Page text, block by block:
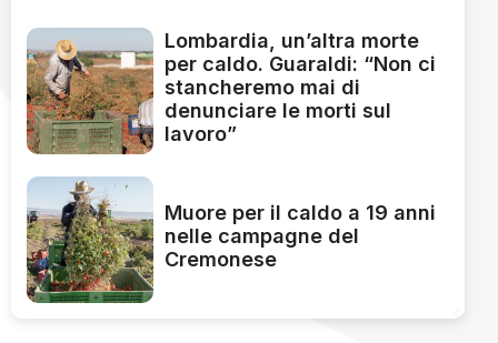
Lombardia, un’altra morte
per caldo. Guaraldi: “Non ci
stancheremo mai di
denunciare le morti sul
lavoro”
Muore per il caldo a 19 anni
nelle campagne del
Cremonese